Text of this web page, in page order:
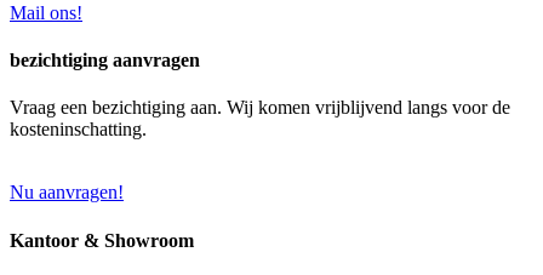
Mail ons!
bezichtiging aanvragen
Vraag een bezichtiging aan. Wij komen vrijblijvend langs voor de
kosteninschatting.
Nu aanvragen!
Kantoor & Showroom